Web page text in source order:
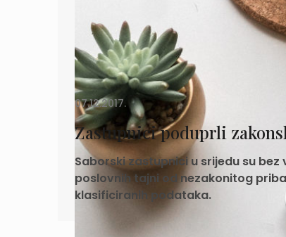
07.12.2017.
Zastupnici poduprli
Saborski zastupnici u srijedu su
poslovnih tajni od nezakonitog
klasificiranih podataka.